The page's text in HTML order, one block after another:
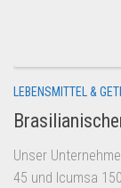
Amazon
Aldi
Lidl
LEBENSMITTEL &
Unser
45 und Icumsa